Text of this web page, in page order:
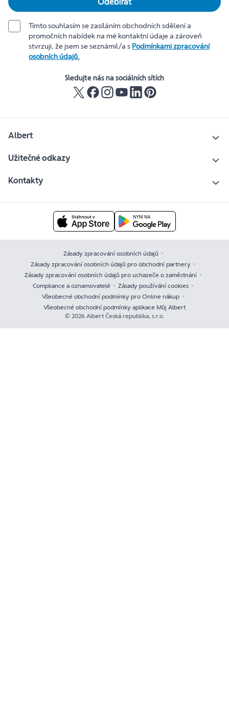
Tímto souhlasím se zasíláním obchodních sdělení a
promočních nabídek na mé kontaktní údaje a zároveň
stvrzuji, že jsem se seznámil/a s Podmínkami zpracování
osobních údajů.
Sledujte nás na sociálních sítích
Albert
Užitečné odkazy
Kontakty
Zásady zpracování osobních údajů
Zásady zpracování osobních údajů pro obchodní partnery
Zásady zpracování osobních údajů pro uchazeče o zaměstnání
Compliance a oznamovatelé
Zásady používání cookies
Všeobecné obchodní podmínky pro Online nákup
Všeobecné obchodní podmínky aplikace Můj Albert
© 2026 Albert Česká republika, s.r.o.